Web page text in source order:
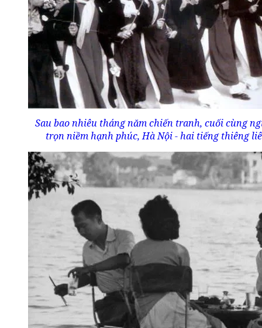
Sau bao nhiêu tháng năm chiến tranh, cuối cùng
trọn niềm hạnh phúc, Hà Nội - hai tiếng thiêng